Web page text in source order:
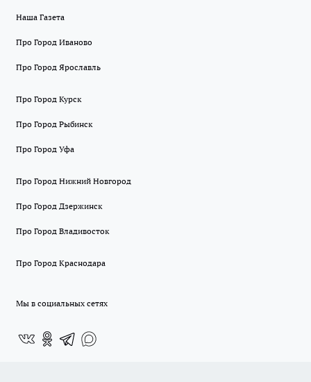
Наша Газета
Про Город Иваново
Про Город Ярославль
Про Город Курск
Про Город Рыбинск
Про Город Уфа
Про Город Нижний Новгород
Про Город Дзержинск
Про Город Владивосток
Про Город Краснодара
Мы в социальных сетях